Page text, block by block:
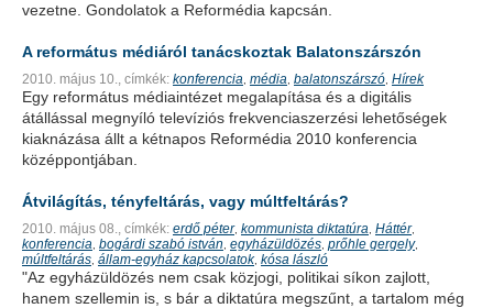
vezetne. Gondolatok a Reformédia kapcsán.
A református médiáról tanácskoztak Balatonszárszón
2010. május 10., címkék: konferencia média balatonszárszó Hírek
Egy református médiaintézet megalapítása és a digitális
átállással megnyíló televíziós frekvenciaszerzési lehetőségek
kiaknázása állt a kétnapos Reformédia 2010 konferencia
középpontjában.
Átvilágítás, tényfeltárás, vagy múltfeltárás?
2010. május 08., címkék: erdő péter, kommunista diktatúra Háttér,
konferencia bogárdi szabó istván egyházüldözés prőhle gergely,
múltfeltárás állam-egyház kapcsolatok, kósa lászló
"Az egyházüldözés nem csak közjogi, politikai síkon zajlott,
hanem szellemin is, s bár a diktatúra megszűnt, a tartalom még